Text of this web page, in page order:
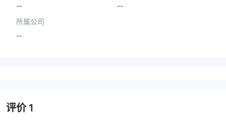
--
--
所属公司
--
评价1